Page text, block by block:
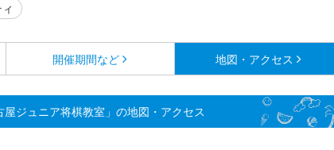
開催期間など 地図・アクセス
ジュニア将棋教室」の地図・アクセス